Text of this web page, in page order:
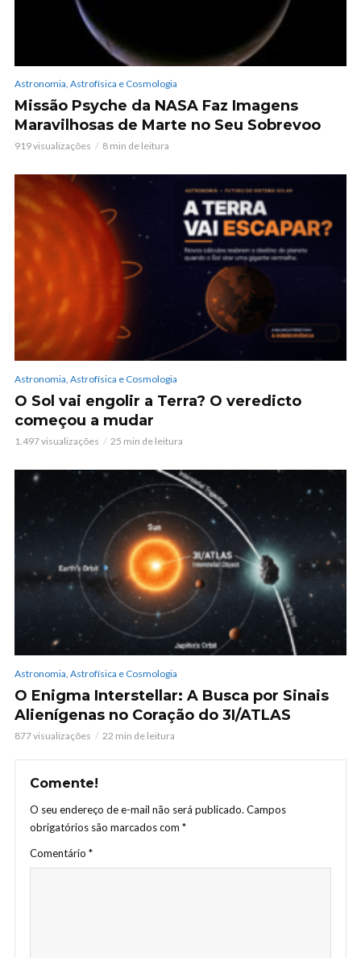
Astronomia, Astrofísica e Cosmologia
Missão Psyche da NASA Faz Imagens
Maravilhosas de Marte no Seu Sobrevoo
919 visualizações 8 min de leitura
Astronomia, Astrofísica e Cosmologia
O Sol vai engolir a Terra? O veredicto
começou a mudar
1.497 visualizações 25 min de leitura
Astronomia, Astrofísica e Cosmologia
O Enigma Interstellar: A Busca por Sinais
Alienígenas no Coração do 3I/ATLAS
877 visualizações 22 min de leitura
Comente!
O seu endereço de e-mail não será publicado. Campos
obrigatórios são marcados com *
Comentário *